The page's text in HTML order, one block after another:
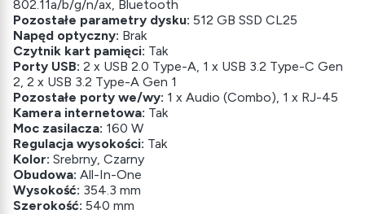
802.11a/b/g/n/ax, Bluetooth
Pozostałe parametry dysku: 512 GB SSD CL25
Napęd optyczny: Brak
Czytnik kart pamięci: Tak
Porty USB: 2 x USB 2.0 Type-A, 1 x USB 3.2 Type-C Gen
2, 2 x USB 3.2 Type-A Gen 1
Pozostałe porty we/wy: 1 x Audio (Combo), 1 x RJ-45
Kamera internetowa: Tak
Moc zasilacza: 160 W
Regulacja wysokości: Tak
Kolor: Srebrny, Czarny
Obudowa: All-In-One
Wysokość: 354.3 mm
Szerokość: 540 mm